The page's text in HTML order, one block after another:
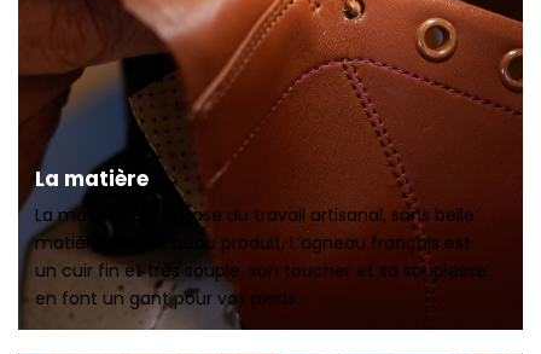
La matière
La matière est la base du travail artisanal, sans belle
matière, pas de beau produit. L’agneau français est
un cuir fin et très souple, son toucher et sa souplesse
en font un gant pour vos pieds.